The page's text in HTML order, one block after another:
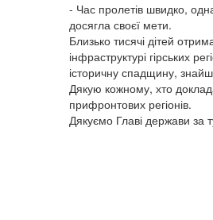
- Час пролетів швидко,
досягла своєї мети.
Близько тисячі дітей
інфраструктурі гірських
історичну спадщину,
Дякую кожному, хто
прифронтових регіонів.
Дякуємо Главі держави за